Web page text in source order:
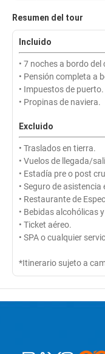
Resumen del tour
Incluido
• 7 noches a bordo del
• Pensión completa a
• Impuestos de puerto.
• Propinas de naviera.
Excluido
• Traslados en tierra.
• Vuelos de llegada/
• Estadía pre o post
• Seguro de asistencia
• Restaurante de
• Bebidas alcohólicas
• Ticket aéreo.
• SPA o cualquier
*Itinerario sujeto a